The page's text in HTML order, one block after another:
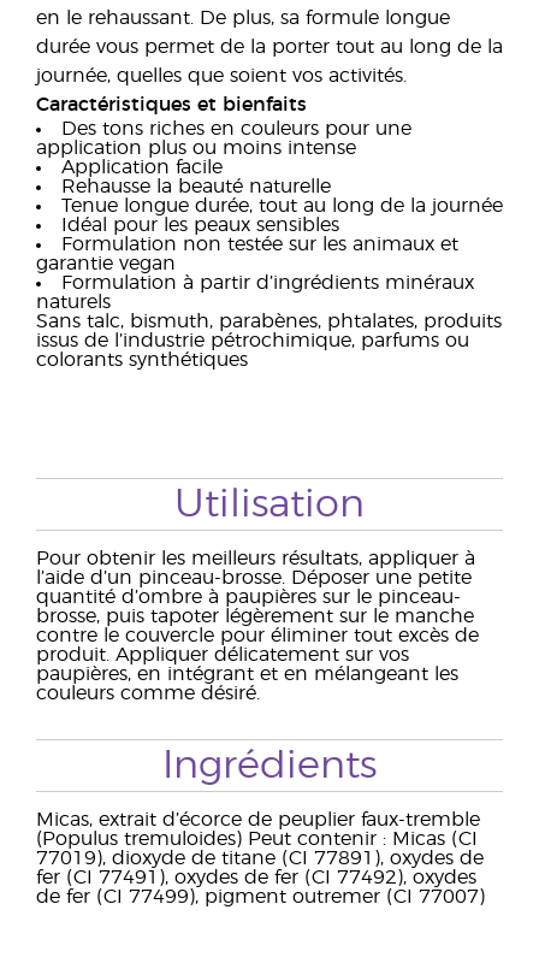
en le rehaussant. De plus, sa formule longue
durée vous permet de la porter tout au long de la
journée, quelles que soient vos activités.
Caractéristiques et bienfaits
Des tons riches en couleurs pour une
application plus ou moins intense
Application facile
Rehausse la beauté naturelle
Tenue longue durée, tout au long de la journée
Idéal pour les peaux sensibles
Formulation non testée sur les animaux et
garantie vegan
Formulation à partir d’ingrédients minéraux
naturels
Sans talc, bismuth, parabènes, phtalates, produits
issus de l’industrie pétrochimique, parfums ou
colorants synthétiques
Utilisation
Pour obtenir les meilleurs résultats, appliquer à
l’aide d’un pinceau-brosse. Déposer une petite
quantité d’ombre à paupières sur le pinceau-
brosse, puis tapoter légèrement sur le manche
contre le couvercle pour éliminer tout excès de
produit. Appliquer délicatement sur vos
paupières, en intégrant et en mélangeant les
couleurs comme désiré.
Ingrédients
Micas, extrait d’écorce de peuplier faux-tremble
(Populus tremuloides) Peut contenir : Micas (CI
77019), dioxyde de titane (CI 77891), oxydes de
fer (CI 77491), oxydes de fer (CI 77492), oxydes
de fer (CI 77499), pigment outremer (CI 77007)